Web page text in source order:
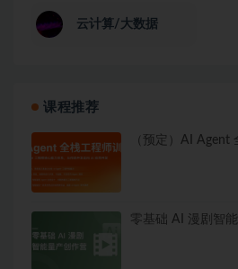
云计算/大数据
课程推荐
（预定）AI Agent
零基础 AI 漫剧智